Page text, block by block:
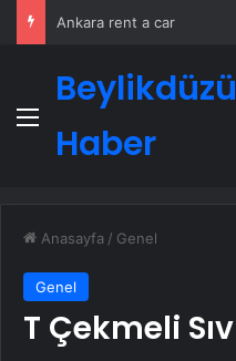
Ankara rent a car
Menü
Haber
Anasayfa / Genel
Genel
T Çekmeli